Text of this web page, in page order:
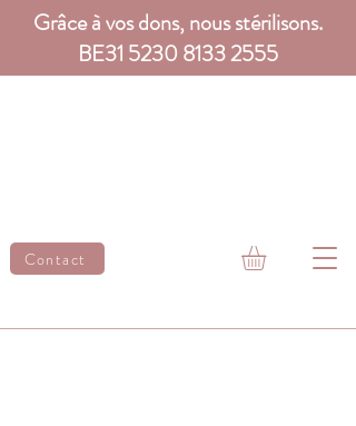
Grâce à vos dons, nous stérilisons.
BE31 5230 8133 2555
Contact